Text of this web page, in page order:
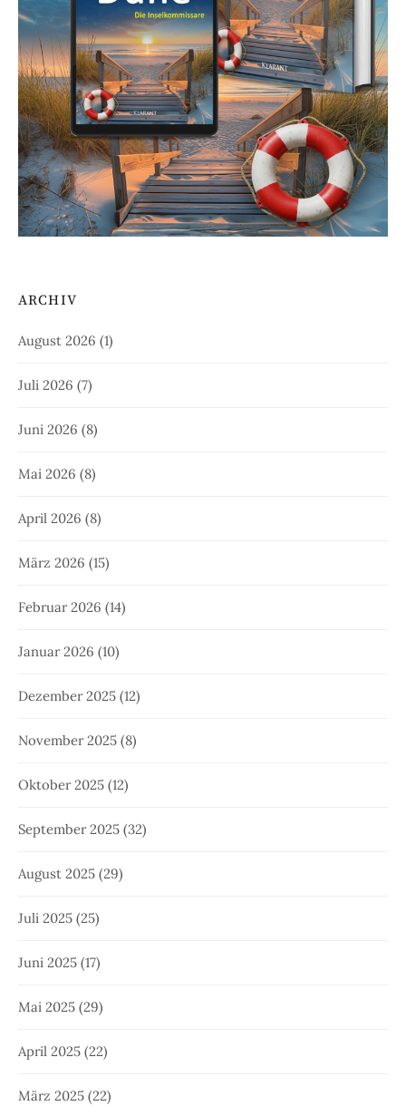
ARCHIV
August 2026 (1)
Juli 2026 (7)
Juni 2026 (8)
Mai 2026 (8)
April 2026 (8)
März 2026 (15)
Februar 2026 (14)
Januar 2026 (10)
Dezember 2025 (12)
November 2025 (8)
Oktober 2025 (12)
September 2025 (32)
August 2025 (29)
Juli 2025 (25)
Juni 2025 (17)
Mai 2025 (29)
April 2025 (22)
März 2025 (22)